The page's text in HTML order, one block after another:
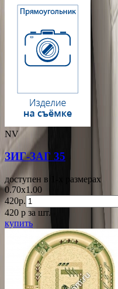
NV
ЗИГ-ЗАГ 35
доступен в 1-x размерах
0.70x1.00
420р.
420 p за шт.
купить